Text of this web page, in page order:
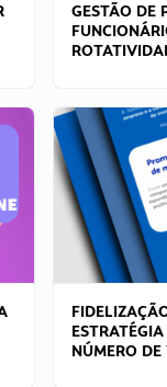
GESTÃO DE
NÚMERO